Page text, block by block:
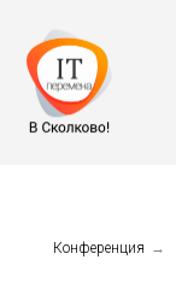
Конференция →